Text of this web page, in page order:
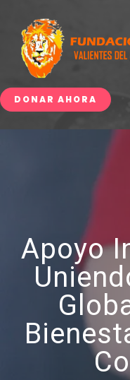
DONAR AHORA
Apoyo